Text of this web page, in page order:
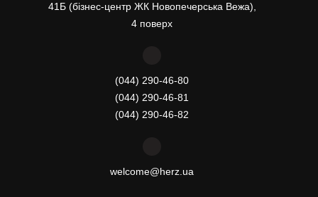
41Б (бізнес-центр ЖК Новопечерська Вежа),
4 поверх
(044) 290-46-80
(044) 290-46-81
(044) 290-46-82
welcome@herz.ua